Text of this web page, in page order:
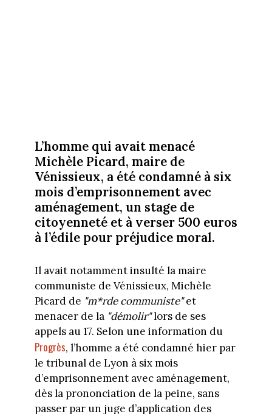
L’homme qui avait menacé
Michèle Picard, maire de
Vénissieux, a été condamné à six
mois d’emprisonnement avec
aménagement, un stage de
citoyenneté et à verser 500 euros
à l’édile pour préjudice moral.
Il avait notamment insulté la maire
communiste de Vénissieux, Michèle
Picard de "m*rde communiste"et
menacer de la "démolir"lors de ses
appels au 17. Selon une information du
Progrès, l’homme a été condamné hier par
le tribunal de Lyon à six mois
d’emprisonnement avec aménagement,
dès la prononciation de la peine, sans
passer par un juge d’application des